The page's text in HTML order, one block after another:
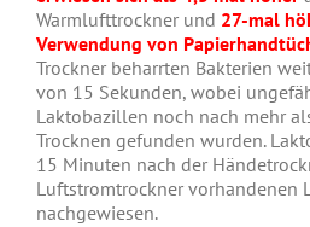
Warmlufttrockner und 27-mal
Verwendung von
Trockner beharrten Bakterien
von 15 Sekunden, wobei
Laktobazillen noch nach mehr
Trocknen gefunden wurden.
15 Minuten nach der
Luftstromtrockner vorhandenen
nachgewiesen.